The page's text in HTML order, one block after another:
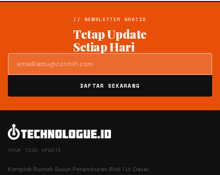
// NEWSLETTER GRATIS
Tetap Update
Setiap Hari
DAFTAR SEKARANG
YOUR TECH UPDATE
Komplek Rumah Susun Petamburan Blok 1 Lt. Dasar,